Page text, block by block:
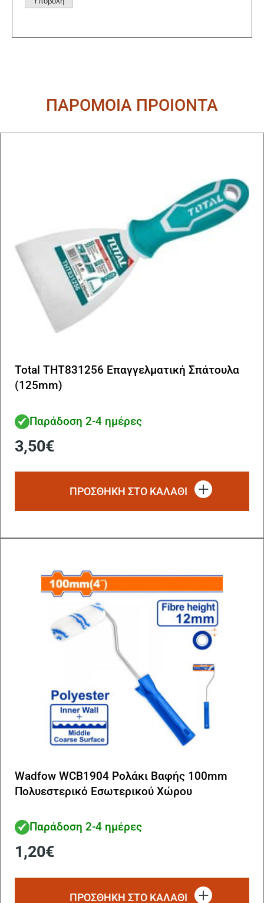
ΠΑΡΟΜΟΙΑ ΠΡΟΙΟΝΤΑ
Total THT831256 Επαγγελματική Σπάτουλα
(125mm)
Παράδοση 2-4 ημέρες
3,50€
ΠΡΟΣΘΗΚΗ ΣΤΟ ΚΑΛΑΘΙ
Wadfow WCB1904 Ρολάκι Βαφής 100mm
Πολυεστερικό Εσωτερικού Χώρου
Παράδοση 2-4 ημέρες
1,20€
ΠΡΟΣΘΗΚΗ ΣΤΟ ΚΑΛΑΘΙ